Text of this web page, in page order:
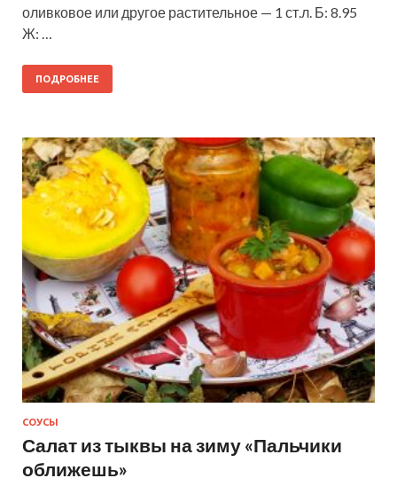
оливковое или другое растительное — 1 ст.л. Б: 8.95
Ж: …
ПОДРОБНЕЕ
СОУСЫ
Салат из тыквы на зиму «Пальчики
оближешь»